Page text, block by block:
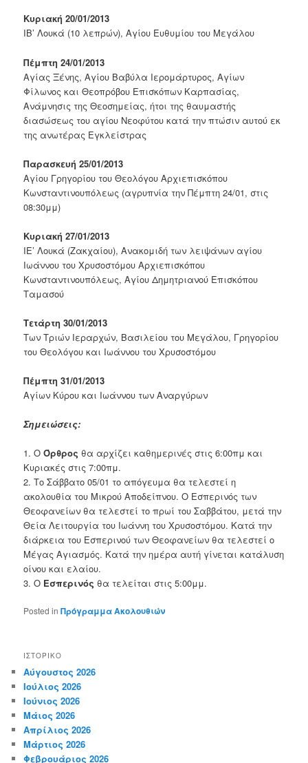
Κυριακή 20/01/2013
ΙΒ’ Λουκά (10 λεπρών), Αγίου Ευθυμίου του Μεγάλου
Πέμπτη 24/01/2013
Αγίας Ξένης, Αγίου Βαβύλα Ιερομάρτυρος, Αγίων
Φίλωνος και Θεοπρόβου Επισκόπων Καρπασίας,
Ανάμνησις της Θεοσημείας, ήτοι της θαυμαστής
διασώσεως του αγίου Νεοφύτου κατά την πτώσιν αυτού εκ
της ανωτέρας Εγκλείστρας
Παρασκευή 25/01/2013
Αγίου Γρηγορίου του Θεολόγου Αρχιεπισκόπου
Κωνσταντινουπόλεως (αγρυπνία την Πέμπτη 24/01, στις
08:30μμ)
Κυριακή 27/01/2013
ΙΕ’ Λουκά (Ζακχαίου), Ανακομιδή των λειψάνων αγίου
Ιωάννου του Χρυσοστόμου Αρχιεπισκόπου
Κωνσταντινουπόλεως, Αγίου Δημητριανού Επισκόπου
Ταμασού
Τετάρτη 30/01/2013
Των Τριών Ιεραρχών, Βασιλείου του Μεγάλου, Γρηγορίου
του Θεολόγου και Ιωάννου του Χρυσοστόμου
Πέμπτη 31/01/2013
Αγίων Κύρου και Ιωάννου των Αναργύρων
Σημειώσεις:
1. Ο Όρθρος θα αρχίζει καθημερινές στις 6:00πμ και
Κυριακές στις 7:00πμ.
2. Το Σάββατο 05/01 το απόγευμα θα τελεστεί η
ακολουθία του Μικρού Αποδείπνου. Ο Εσπερινός των
Θεοφανείων θα τελεστεί το πρωί του Σαββάτου, μετά την
Θεία Λειτουργία του Ιωάννη του Χρυσοστόμου. Κατά την
διάρκεια του Εσπερινού των Θεοφανείων θα τελεστεί ο
Μέγας Αγιασμός. Κατά την ημέρα αυτή γίνεται κατάλυση
οίνου και ελαίου.
3. Ο Εσπερινός θα τελείται στις 5:00μμ.
Posted in Πρόγραμμα Ακολουθιών
ΙΣΤΟΡΙΚΌ
Αύγουστος 2026
Ιούλιος 2026
Ιούνιος 2026
Μάιος 2026
Απρίλιος 2026
Μάρτιος 2026
Φεβρουάριος 2026